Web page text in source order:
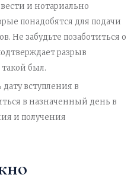
и нотариально
понадобятся для подачи
Не забудьте позаботиться о
разрыв
был.
вступления в
в назначенный день в
и получения